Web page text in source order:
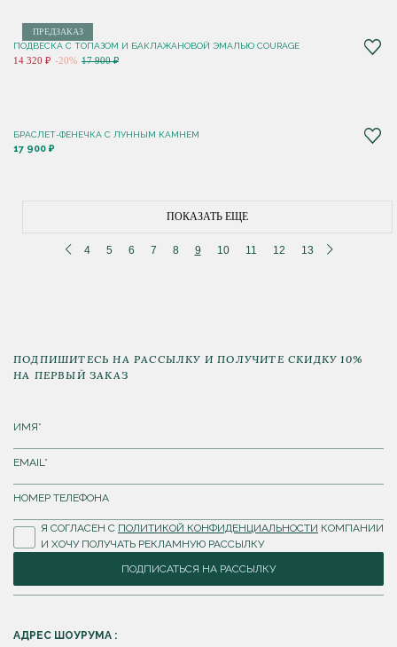
ПРЕДЗАКАЗ
ПОДВЕСКА С ТОПАЗОМ И БАКЛАЖАНОВОЙ ЭМАЛЬЮ COURAGE
14 320 ₽ -20% 17 900 ₽
БРАСЛЕТ-ФЕНЕЧКА С ЛУННЫМ КАМНЕМ
17 900 ₽
ПОКАЗАТЬ ЕЩЕ
4 5 6 7 8 9 10 11 12 13
ПОДПИШИТЕСЬ НА РАССЫЛКУ И ПОЛУЧИТЕ СКИДКУ 10%
НА ПЕРВЫЙ ЗАКАЗ
Я СОГЛАСЕН С ПОЛИТИКОЙ КОНФИДЕНЦИАЛЬНОСТИ КОМПАНИИ
И ХОЧУ ПОЛУЧАТЬ РЕКЛАМНУЮ РАССЫЛКУ
ПОДПИСАТЬСЯ НА РАССЫЛКУ
АДРЕС ШОУРУМА :